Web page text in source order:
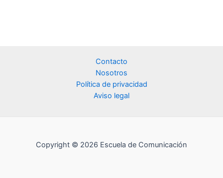
Contacto
Nosotros
Política de privacidad
Aviso legal
Copyright © 2026 Escuela de Comunicación